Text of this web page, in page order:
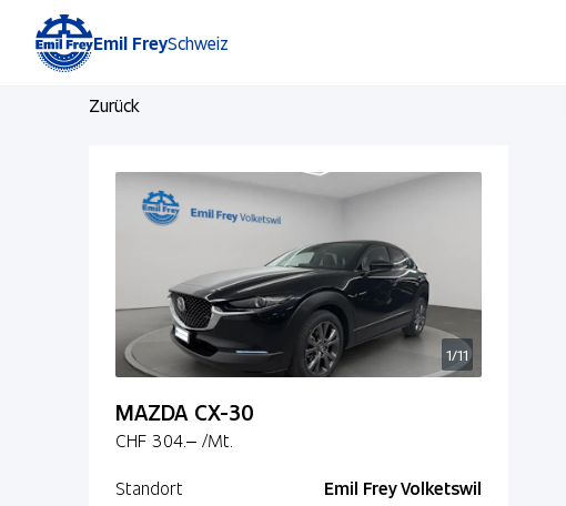
Emil FreySchweiz
Zurück
1/11
MAZDA CX-30
CHF 304.– /Mt.
Standort
Emil Frey Volketswil